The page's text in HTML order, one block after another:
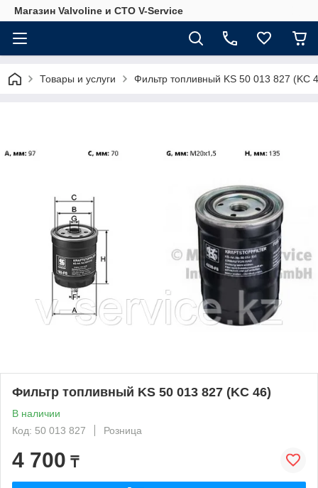
Магазин Valvoline и СТО V-Service
Товары и услуги Фильтр топливный KS 50 013 827 (KC
Фильтр топливный KS 50 013 827 (KC 46)
В наличии
Код: 50 013 827
Розница
4 700 ₸